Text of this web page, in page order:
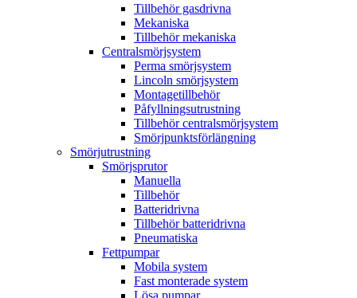
Tillbehör gasdrivna
Mekaniska
Tillbehör mekaniska
Centralsmörjsystem
Perma smörjsystem
Lincoln smörjsystem
Montagetillbehör
Påfyllningsutrustning
Tillbehör centralsmörjsystem
Smörjpunktsförlängning
Smörjutrustning
Smörjsprutor
Manuella
Tillbehör
Batteridrivna
Tillbehör batteridrivna
Pneumatiska
Fettpumpar
Mobila system
Fast monterade system
Lösa pumpar